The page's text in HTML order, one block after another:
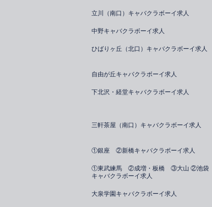
立川（南口）キャバクラボーイ求人
中野キャバクラボーイ求人
ひばりヶ丘（北口）キャバクラボーイ求人
自由が丘キャバクラボーイ求人
下北沢・経堂キャバクラボーイ求人
三軒茶屋（南口）キャバクラボーイ求人
①銀座 ②新橋キャバクラボーイ求人
①東武練馬 ②成増・板橋 ③大山 ②池袋
キャバクラボーイ求人
大泉学園キャバクラボーイ求人